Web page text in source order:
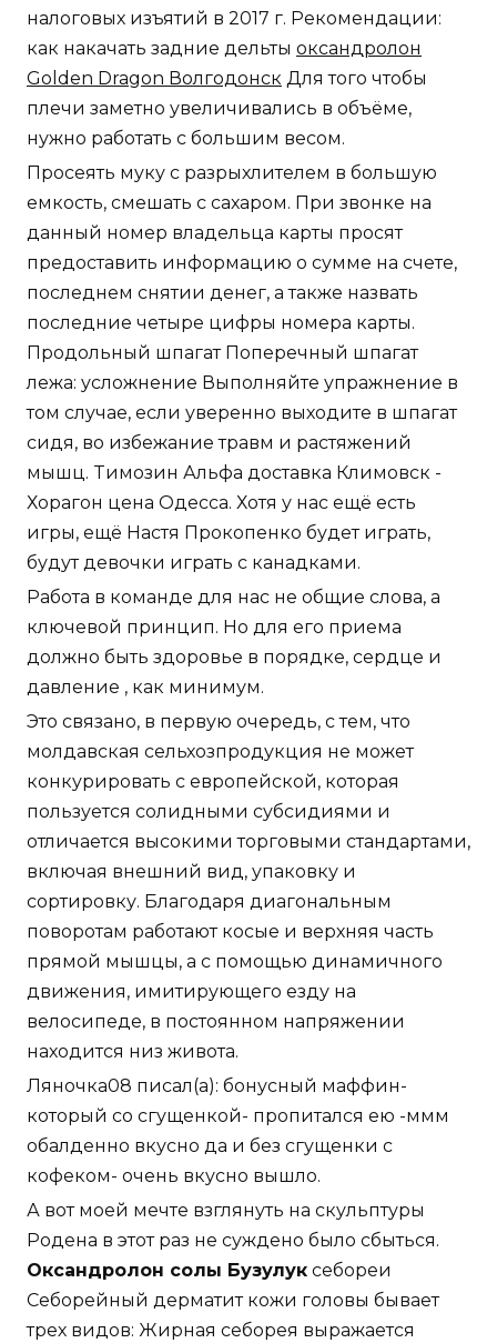
налоговых изъятий в 2017 г. Рекомендации:
как накачать задние дельты оксандролон
Golden Dragon Волгодонск Для того чтобы
плечи заметно увеличивались в объёме,
нужно работать с большим весом.
Просеять муку с разрыхлителем в большую
емкость, смешать с сахаром. При звонке на
данный номер владельца карты просят
предоставить информацию о сумме на счете,
последнем снятии денег, а также назвать
последние четыре цифры номера карты.
Продольный шпагат Поперечный шпагат
лежа: усложнение Выполняйте упражнение в
том случае, если уверенно выходите в шпагат
сидя, во избежание травм и растяжений
мышц. Tимозин Альфа доставка Климовск -
Хорагон цена Одесса. Хотя у нас ещё есть
игры, ещё Настя Прокопенко будет играть,
будут девочки играть с канадками.
Работа в команде для нас не общие слова, а
ключевой принцип. Но для его приема
должно быть здоровье в порядке, сердце и
давление , как минимум.
Это связано, в первую очередь, с тем, что
молдавская сельхозпродукция не может
конкурировать с европейской, которая
пользуется солидными субсидиями и
отличается высокими торговыми стандартами,
включая внешний вид, упаковку и
сортировку. Благодаря диагональным
поворотам работают косые и верхняя часть
прямой мышцы, а с помощью динамичного
движения, имитирующего езду на
велосипеде, в постоянном напряжении
находится низ живота.
Ляночка08 писал(а): бонусный маффин-
который со сгущенкой- пропитался ею -ммм
обалденно вкусно да и без сгущенки с
кофеком- очень вкусно вышло.
А вот моей мечте взглянуть на скульптуры
Родена в этот раз не суждено было сбыться.
Оксандролон солы Бузулук себореи
Себорейный дерматит кожи головы бывает
трех видов: Жирная себорея выражается